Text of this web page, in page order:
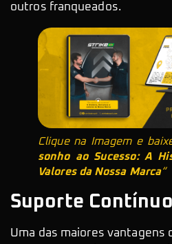
outros franqueados.
Clique na Imagem e
sonho ao Sucesso: A
Valores da Nossa Marca“
Suporte Contínuo
Uma das maiores vantagens